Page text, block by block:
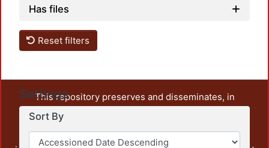
Has files
Reset filters
Settings
Sort By
This repository preserves and disseminates, in
unrestricted open access, the teaching and research
output of UAM Azcapotzalco. It also includes some
administrative and graphic documents from the